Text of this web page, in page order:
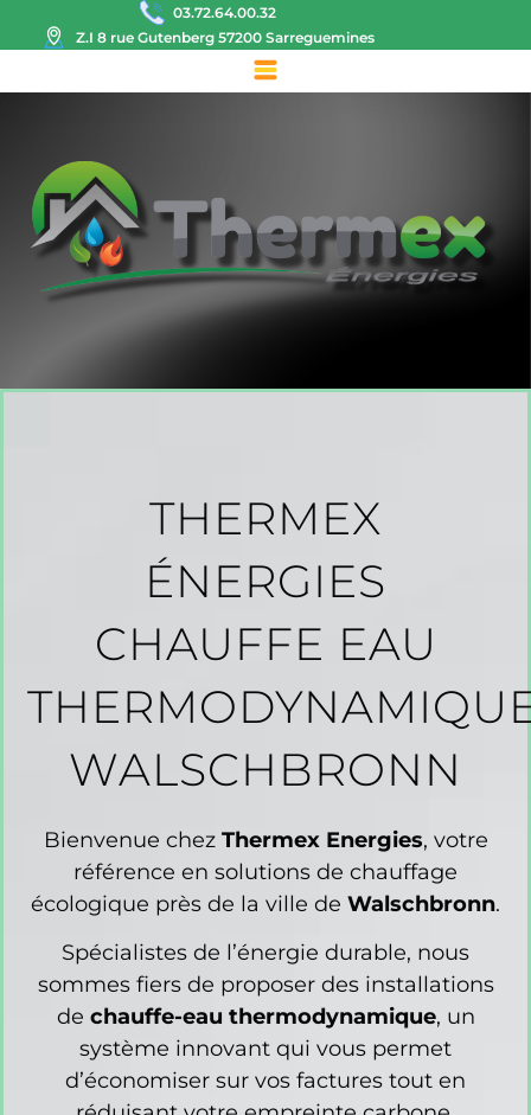
03.72.64.00.32
Z.I 8 rue Gutenberg 57200 Sarreguemines
THERMEX
ÉNERGIES
CHAUFFE EAU
WALSCHBRONN
Bienvenue chez Thermex Energies, votre
référence en solutions de chauffage
écologique près de la ville de Walschbronn.
Spécialistes de l’énergie durable, nous
sommes fiers de proposer des installations
de chauffe-eau thermodynamique, un
système innovant qui vous permet
d’économiser sur vos factures tout en